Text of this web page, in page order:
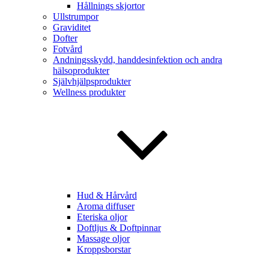
Hållnings skjortor
Ullstrumpor
Graviditet
Dofter
Fotvård
Andningsskydd, handdesinfektion och andra
hälsoprodukter
Självhjälpsprodukter
Wellness produkter
Hud & Hårvård
Aroma diffuser
Eteriska oljor
Doftljus & Doftpinnar
Massage oljor
Kroppsborstar